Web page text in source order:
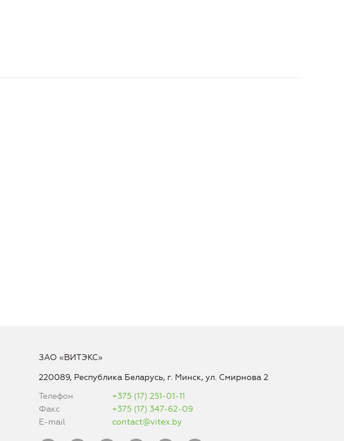
ЗАО «ВИТЭКС»
220089, Республика Беларусь, г. Минск, ул. Смирнова 2
Телефон
+375 (17) 251-01-11
Факс
+375 (17) 347-62-09
E-mail
contact@vitex.by